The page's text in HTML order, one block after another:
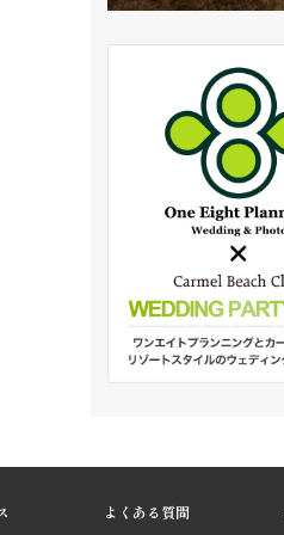
よくある質問